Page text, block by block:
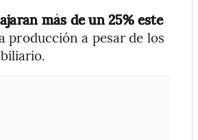
más de un 25% este
producción a pesar de los